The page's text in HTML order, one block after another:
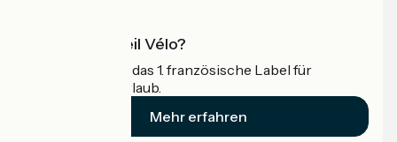
Was ist Accueil Vélo?
Accueil Vélo ist das 1. französische Label für
Radfahrer im Urlaub.
Mehr erfahren